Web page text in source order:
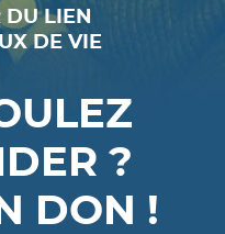
DU LIEN
DE VIE
?
DON !